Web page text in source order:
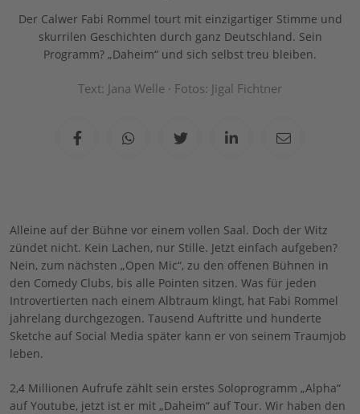
Der Calwer Fabi Rommel tourt mit einzigartiger Stimme und
skurrilen Geschichten durch ganz Deutschland. Sein
Programm? „Daheim“ und sich selbst treu bleiben.
Text: Jana Welle · Fotos: Jigal Fichtner
Alleine auf der Bühne vor einem vollen Saal. Doch der Witz
zündet nicht. Kein Lachen, nur Stille. Jetzt einfach aufgeben?
Nein, zum nächsten „Open Mic“, zu den offenen Bühnen in
den Comedy Clubs, bis alle Pointen sitzen. Was für jeden
Introvertierten nach einem Albtraum klingt, hat Fabi Rommel
jahrelang durchgezogen. Tausend Auftritte und hunderte
Sketche auf Social Media später kann er von seinem Traumjob
leben.
2,4 Millionen Aufrufe zählt sein erstes Soloprogramm „Alpha“
auf Youtube, jetzt ist er mit „Daheim“ auf Tour. Wir haben den